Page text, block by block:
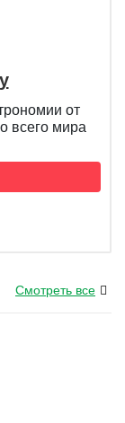
от
всего мира
Смотреть все